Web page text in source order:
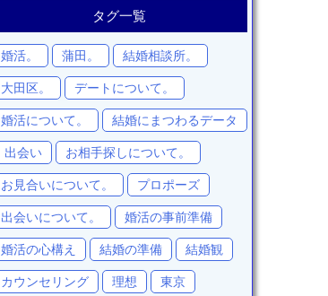
タグ一覧
婚活。 蒲田。 結婚相談所。
大田区。 デートについて。
婚活について。 結婚にまつわるデータ
出会い お相手探しについて。
お見合いについて。 プロポーズ
出会いについて。 婚活の事前準備
婚活の心構え 結婚の準備 結婚観
カウンセリング 理想 東京